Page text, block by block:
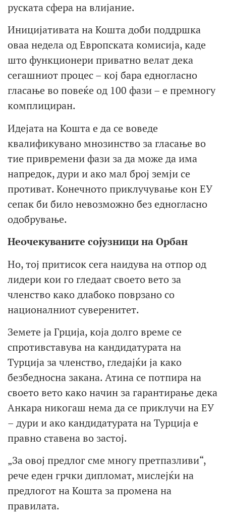
руската сфера на влијание.
Иницијативата на Кошта доби поддршка
оваа недела од Европската комисија, каде
што функционери приватно велат дека
сегашниот процес – кој бара едногласно
гласање во повеќе од 100 фази – е премногу
комплициран.
Идејата на Кошта е да се воведе
квалификувано мнозинство за гласање во
тие привремени фази за да може да има
напредок, дури и ако мал број земји се
противат. Конечното приклучување кон ЕУ
сепак би било невозможно без едногласно
одобрување.
Неочекуваните сојузници на Орбан
Но, тој притисок сега наидува на отпор од
лидери кои го гледаат своето вето за
членство како длабоко поврзано со
националниот суверенитет.
Земете ја Грција, која долго време се
спротивставува на кандидатурата на
Турција за членство, гледајќи ја како
безбедносна закана. Атина се потпира на
своето вето како начин за гарантирање дека
Анкара никогаш нема да се приклучи на ЕУ
– дури и ако кандидатурата на Турција е
правно ставена во застој.
„За овој предлог сме многу претпазливи“,
рече еден грчки дипломат, мислејќи на
предлогот на Кошта за промена на
правилата.